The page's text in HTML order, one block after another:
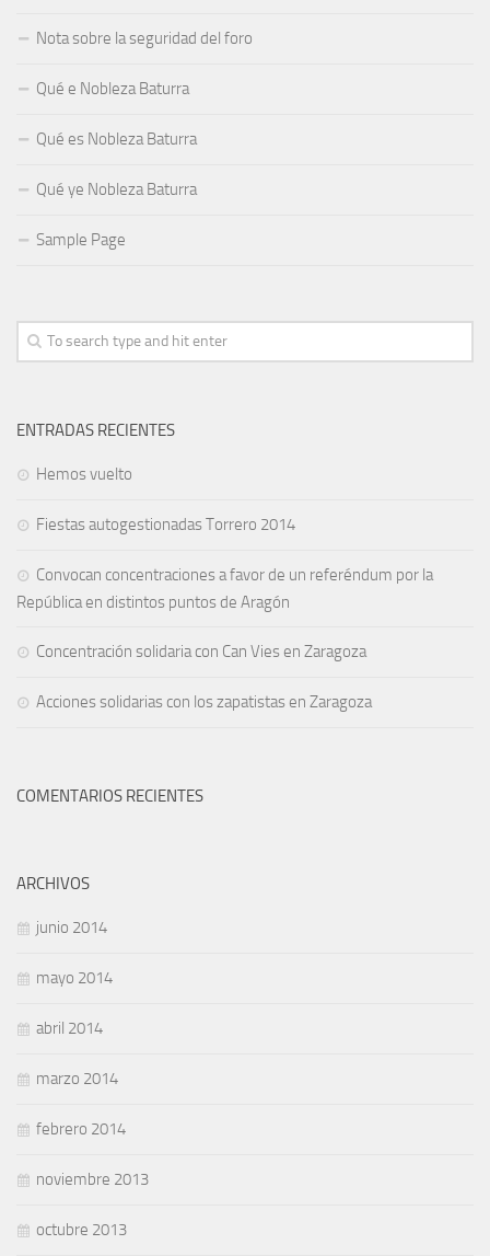
Nota sobre la seguridad del foro
Qué e Nobleza Baturra
Qué es Nobleza Baturra
Qué ye Nobleza Baturra
Sample Page
ENTRADAS RECIENTES
Hemos vuelto
Fiestas autogestionadas Torrero 2014
Convocan concentraciones a favor de un referéndum por la
República en distintos puntos de Aragón
Concentración solidaria con Can Vies en Zaragoza
Acciones solidarias con los zapatistas en Zaragoza
COMENTARIOS RECIENTES
ARCHIVOS
junio 2014
mayo 2014
abril 2014
marzo 2014
febrero 2014
noviembre 2013
octubre 2013